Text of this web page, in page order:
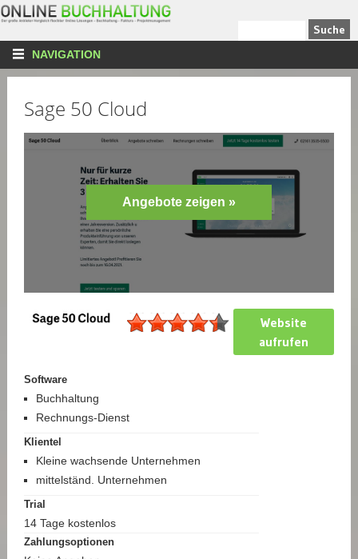
NAVIGATION
Sage 50 Cloud
Angebote zeigen »
Website
aufrufen
Software
Buchhaltung
Rechnungs-Dienst
Klientel
Kleine wachsende Unternehmen
mittelständ. Unternehmen
Trial
14 Tage kostenlos
Zahlungsoptionen